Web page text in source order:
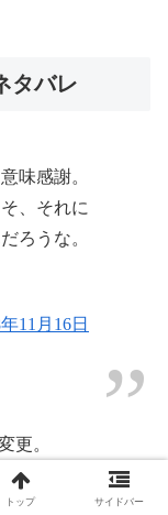
タバレ
味感謝。
、それに
ろうな。
11月16日
更。
置に。カ
トップ サイドバー